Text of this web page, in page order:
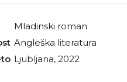
mladinski roman
angleška literatura
Ljubljana, 2022